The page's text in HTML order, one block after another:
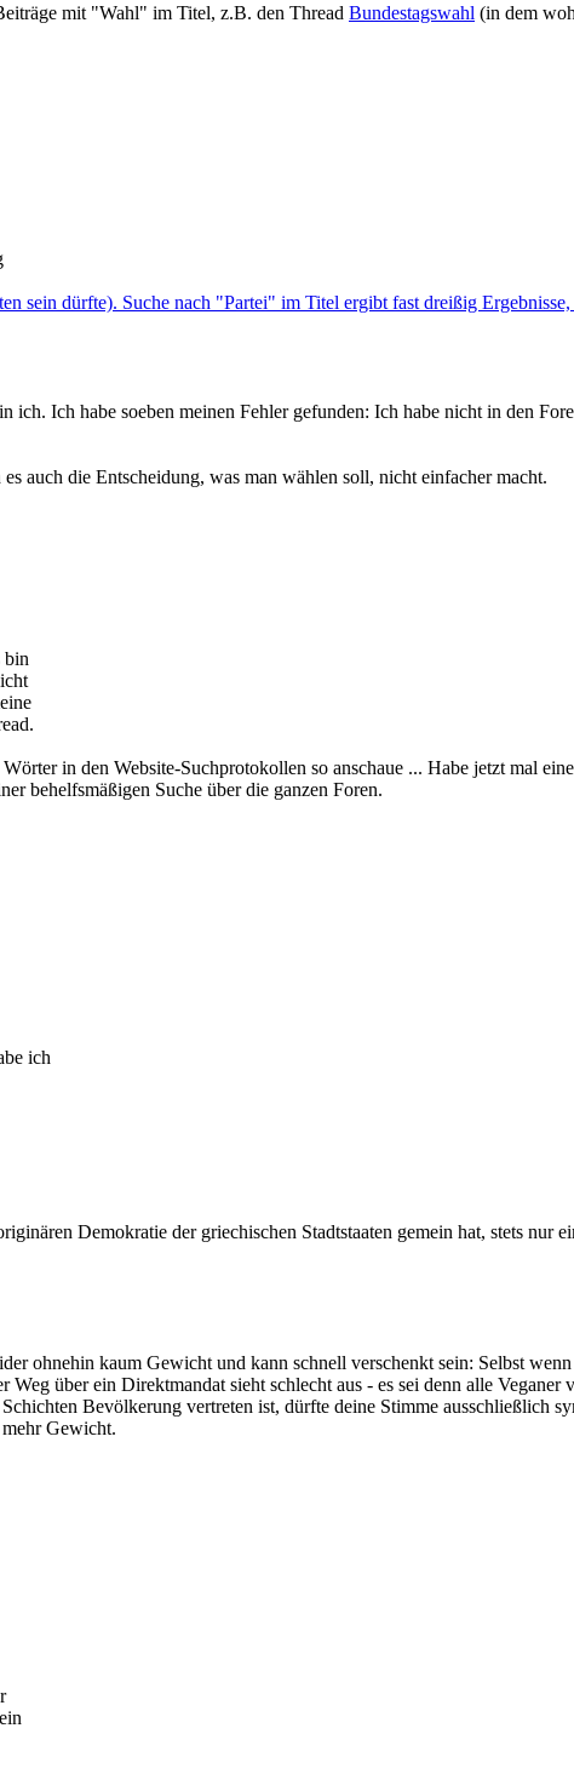
mit "Wahl" im Titel, z.B. den Thread Bundestagswahl (in dem
sein dürfte). Suche nach "Partei" im Titel ergibt fast dreißig
ich. Ich habe soeben meinen Fehler gefunden: Ich habe nicht in den
auch die Entscheidung, was man wählen soll, nicht einfacher macht.
bin
in den Website-Suchprotokollen so anschaue ... Habe jetzt mal
behelfsmäßigen Suche über die ganzen Foren.
ich
Demokratie der griechischen Stadtstaaten gemein hat, stets nur
ohnehin kaum Gewicht und kann schnell verschenkt sein: Selbst
über ein Direktmandat sieht schlecht aus - es sei denn alle Veganer
Bevölkerung vertreten ist, dürfte deine Stimme ausschließlich
Gewicht.